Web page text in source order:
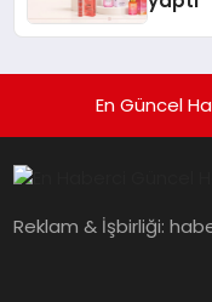
En Güncel
Reklam & İşbirliği: